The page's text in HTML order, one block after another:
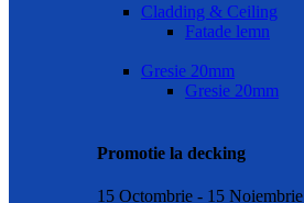
Cladding & Ceiling
Fatade lemn
Gresie 20mm
Gresie 20mm
Promotie la decking
15 Octombrie - 15 Noiembrie